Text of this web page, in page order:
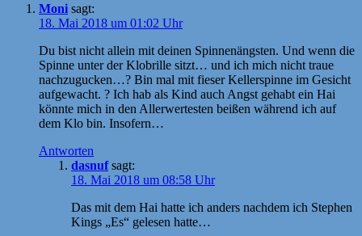
Moni sagt:
18. Mai 2018 um 01:02 Uhr
Du bist nicht allein mit deinen Spinnenängsten. Und wenn die
Spinne unter der Klobrille sitzt… und ich mich nicht traue
nachzugucken…? Bin mal mit fieser Kellerspinne im Gesicht
aufgewacht. ? Ich hab als Kind auch Angst gehabt ein Hai
könnte mich in den Allerwertesten beißen während ich auf
dem Klo bin. Insofern…
Antworten
dasnuf sagt:
18. Mai 2018 um 08:58 Uhr
Das mit dem Hai hatte ich anders nachdem ich Stephen
Kings „Es“ gelesen hatte…